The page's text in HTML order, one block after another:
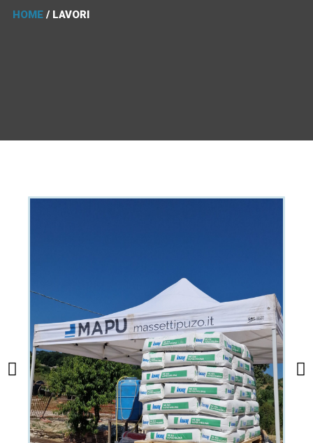
HOME / LAVORI